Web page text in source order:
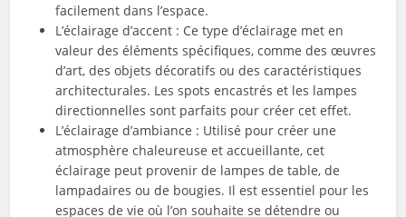
facilement dans l’espace.
L’éclairage d’accent : Ce type d’éclairage met en
valeur des éléments spécifiques, comme des œuvres
d’art, des objets décoratifs ou des caractéristiques
architecturales. Les spots encastrés et les lampes
directionnelles sont parfaits pour créer cet effet.
L’éclairage d’ambiance : Utilisé pour créer une
atmosphère chaleureuse et accueillante, cet
éclairage peut provenir de lampes de table, de
lampadaires ou de bougies. Il est essentiel pour les
espaces de vie où l’on souhaite se détendre ou